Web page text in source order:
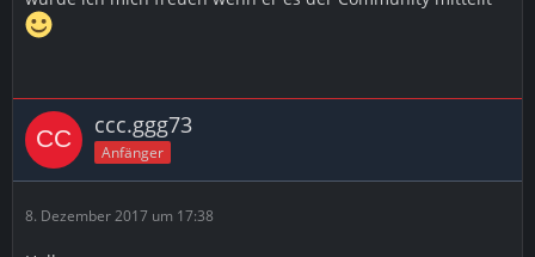
ccc.ggg73
Anfänger
8. Dezember 2017 um 17:38